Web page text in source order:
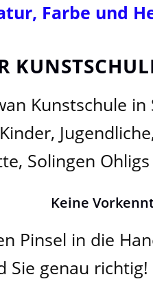
Farbe und
Kunstschule
Solingen
Keine
Pinsel in die
Sie genau richtig!